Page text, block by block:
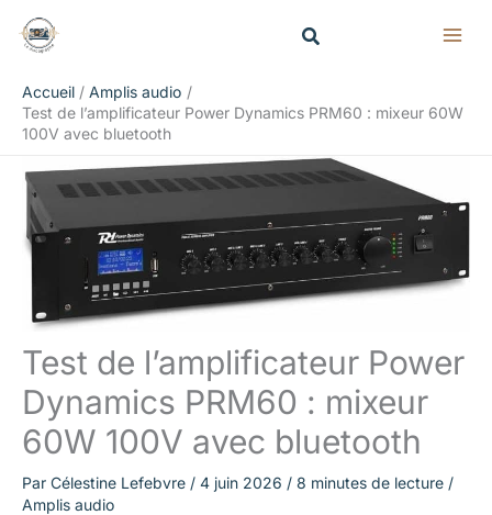
Accueil
Amplis audio
Test de l’amplificateur Power Dynamics PRM60 : mixeur 60W
100V avec bluetooth
Test de l’amplificateur Power
Dynamics PRM60 : mixeur
60W 100V avec bluetooth
Par Célestine Lefebvre / 4 juin 2026 / 8 minutes de lecture /
Amplis audio
Rechercher